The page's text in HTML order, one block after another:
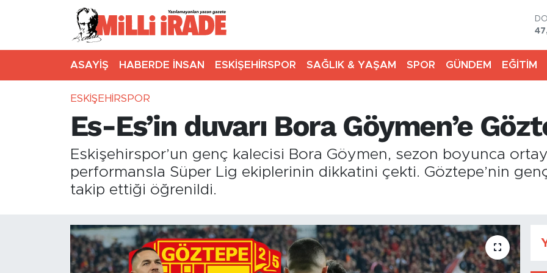
ASAYİŞ HABERDE İNSAN ESKİŞEHİRSPOR SAĞLIK & YAŞAM SPOR GÜNDEM EĞİTİM
ESKİŞEHİRSPOR
Es-Es’in duvarı Bora Göymen’e
Eskişehirspor’un genç kalecisi Bora Göymen, sezon boyunca
performansla Süper Lig ekiplerinin dikkatini çekti. Göztepe’nin
takip ettiği öğrenildi.